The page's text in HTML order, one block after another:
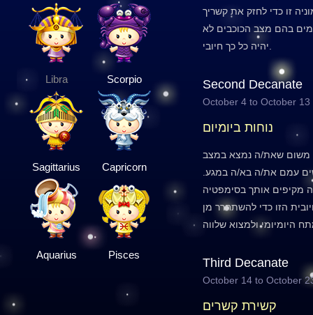
Libra Scorpio
Sagittarius Capricorn
Aquarius Pisces
זו כדי לחזק את קשריך
בהם מצב הכוכבים לא
Second Decanate
October 4 to October 13
נוחות ביומיום
משום שאת/ה נמצא במצב
עמם את/ה בא/ה במגע.
מקיפים אותך בסימפטיה
הזו כדי להשתחרר מן
Third Decanate
October 14 to October
קשירת קשרים